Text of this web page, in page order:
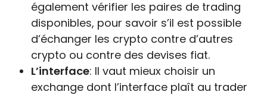
également vérifier les paires de trading
disponibles, pour savoir s’il est possible
d’échanger les crypto contre d’autres
crypto ou contre des devises fiat.
L’interface: Il vaut mieux choisir un
exchange dont l’interface plaît au trader